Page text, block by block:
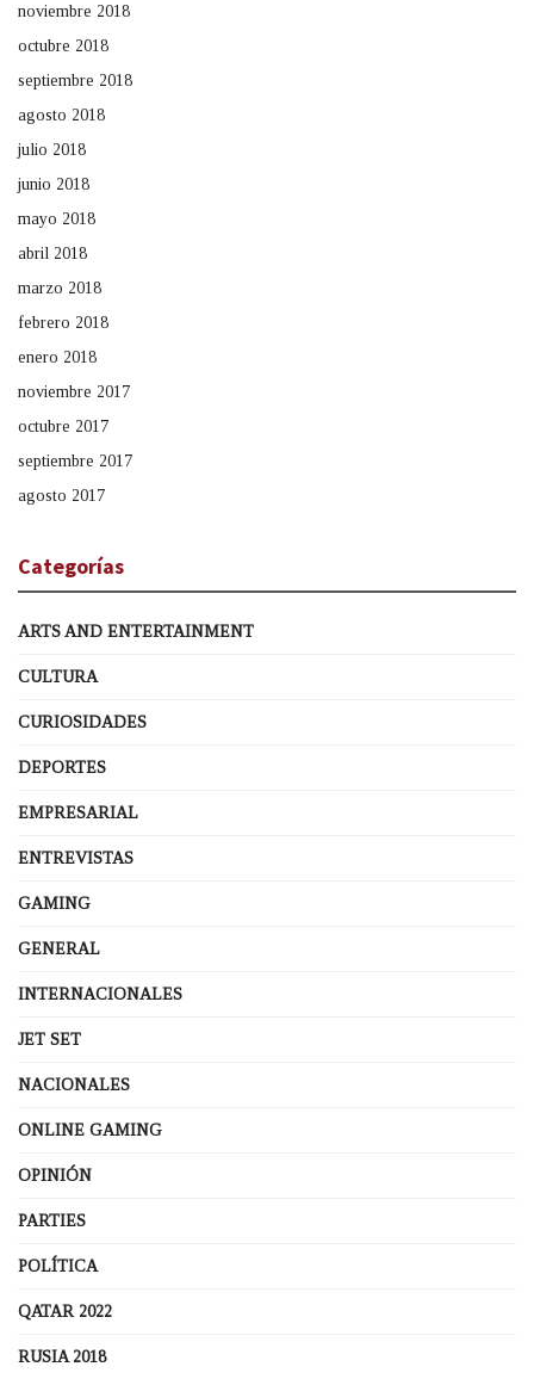
noviembre 2018
octubre 2018
septiembre 2018
agosto 2018
julio 2018
junio 2018
mayo 2018
abril 2018
marzo 2018
febrero 2018
enero 2018
noviembre 2017
octubre 2017
septiembre 2017
agosto 2017
Categorías
ARTS AND ENTERTAINMENT
CULTURA
CURIOSIDADES
DEPORTES
EMPRESARIAL
ENTREVISTAS
GAMING
GENERAL
INTERNACIONALES
JET SET
NACIONALES
ONLINE GAMING
OPINIÓN
PARTIES
POLÍTICA
QATAR 2022
RUSIA 2018